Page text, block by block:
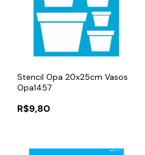
Stencil Opa 20x25cm Vasos
Opa1457
R$9,80